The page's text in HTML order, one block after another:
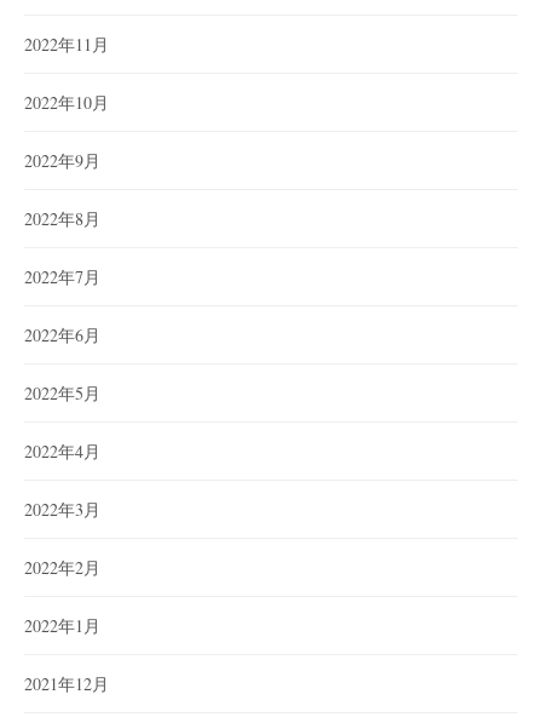
2022年11月
2022年10月
2022年9月
2022年8月
2022年7月
2022年6月
2022年5月
2022年4月
2022年3月
2022年2月
2022年1月
2021年12月